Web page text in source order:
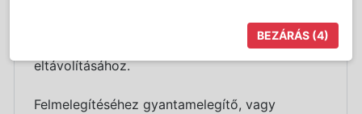
alacsonyabb hőmérsékleten is megfelelő
állaggal rendelkezik a szőrszálak maradéktalan
eltávolításához.
Felmelegítéséhez gyantamelegítő, vagy
BEZÁRÁS (4)